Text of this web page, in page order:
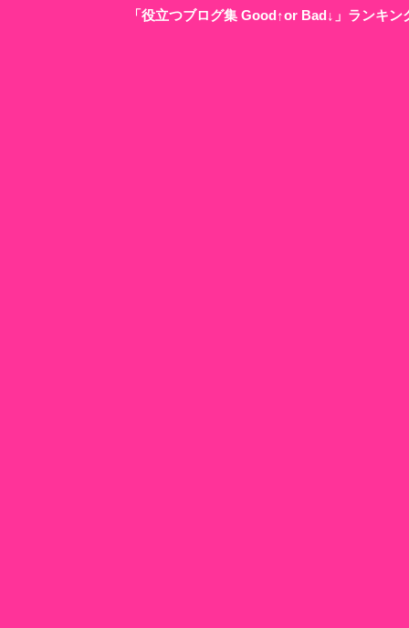
「役立つブログ集 Good↑or Bad↓」ランキ